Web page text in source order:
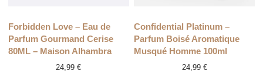
Forbidden Love – Eau de
Parfum Gourmand Cerise
80ML – Maison Alhambra
24,99€
Confidential Platinum –
Parfum Boisé Aromatique
Musqué Homme 100ml
24,99 €